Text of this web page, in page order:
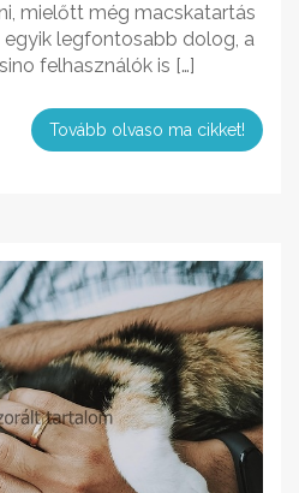
mielőtt még macskatartás
egyik legfontosabb dolog, a
felhasználók is […]
Tovább olvaso ma cikket!